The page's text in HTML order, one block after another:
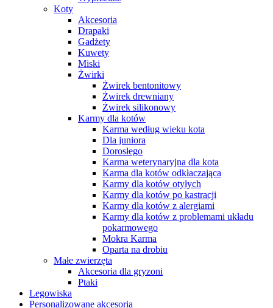
Koty
Akcesoria
Drapaki
Gadżety
Kuwety
Miski
Żwirki
Żwirek bentonitowy
Żwirek drewniany
Żwirek silikonowy
Karmy dla kotów
Karma według wieku kota
Dla juniora
Dorosłego
Karma weterynaryjna dla kota
Karma dla kotów odkłaczająca
Karmy dla kotów otyłych
Karmy dla kotów po kastracji
Karmy dla kotów z alergiami
Karmy dla kotów z problemami układu
pokarmowego
Mokra Karma
Oparta na drobiu
Małe zwierzęta
Akcesoria dla gryzoni
Ptaki
Legowiska
Personalizowane akcesoria